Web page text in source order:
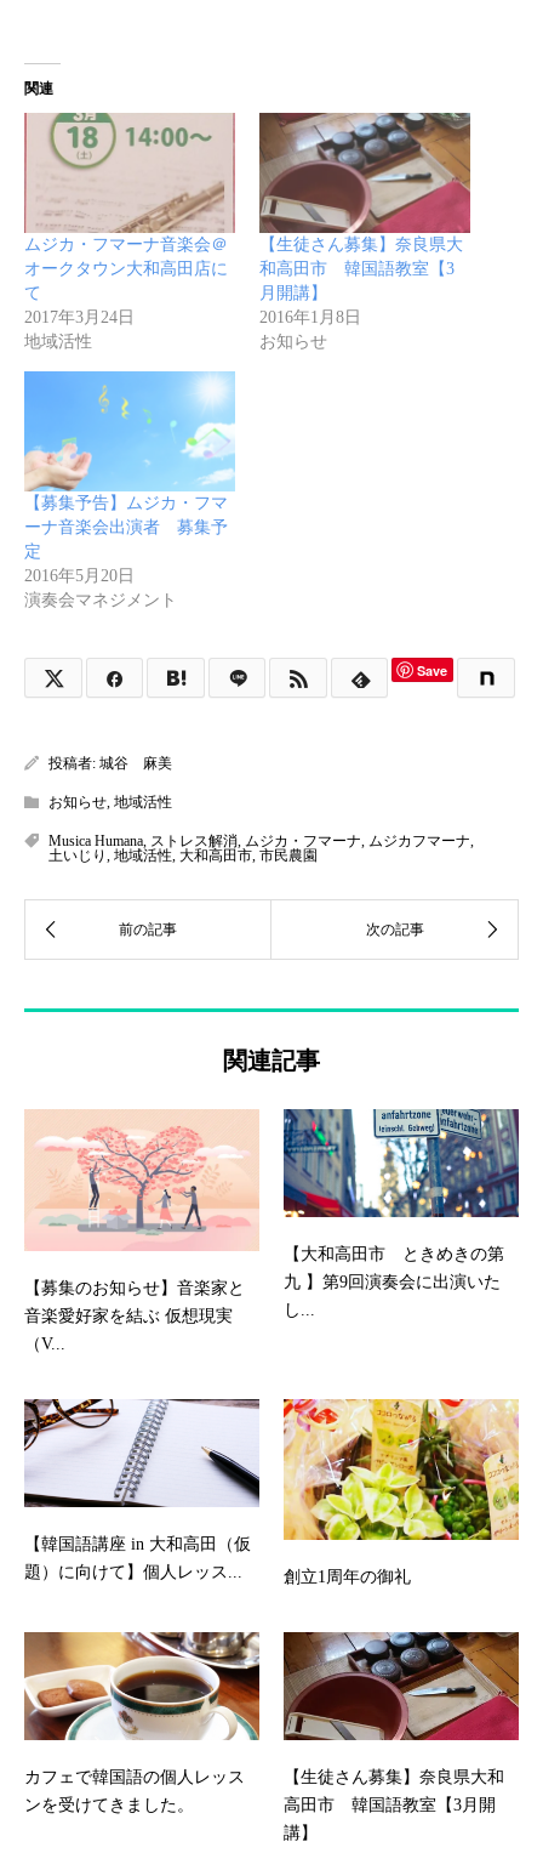
関連
ムジカ・フマーナ音楽会＠
オークタウン大和高田店に
て
2017年3月24日
地域活性
【生徒さん募集】奈良県大
和高田市 韓国語教室【3
月開講】
2016年1月8日
お知らせ
【募集予告】ムジカ・フマ
ーナ音楽会出演者 募集予
定
2016年5月20日
演奏会マネジメント
Save
投稿者: 城谷 麻美
お知らせ, 地域活性
Musica Humana, ストレス解消, ムジカ・フマーナ, ムジカフマーナ,
土いじり , 地域活性, 大和高田市, 市民農園
関連記事
【募集のお知らせ】音楽家と
音楽愛好家を結ぶ 仮想現実
（V...
【大和高田市 ときめきの第
九 】第9回演奏会に出演いた
し...
【韓国語講座 in 大和高田（仮
題）に向けて】個人レッス...
創立1周年の御礼
カフェで韓国語の個人レッス
ンを受けてきました。
【生徒さん募集】奈良県大和
高田市 韓国語教室【3月開
講】